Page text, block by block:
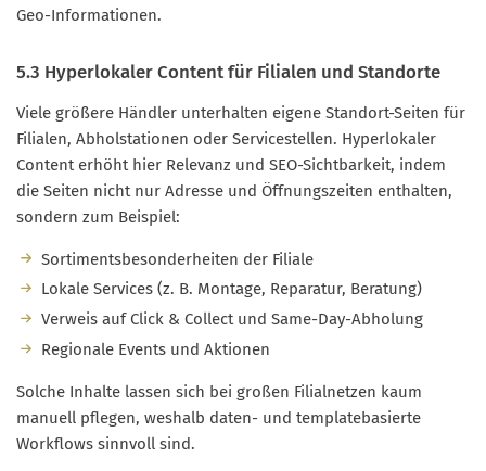
Geo-Informationen.
5.3 Hyperlokaler Content für Filialen und Standorte
Viele größere Händler unterhalten eigene Standort-Seiten für
Filialen, Abholstationen oder Servicestellen. Hyperlokaler
Content erhöht hier Relevanz und SEO-Sichtbarkeit, indem
die Seiten nicht nur Adresse und Öffnungszeiten enthalten,
sondern zum Beispiel:
Sortimentsbesonderheiten der Filiale
Lokale Services (z. B. Montage, Reparatur, Beratung)
Verweis auf Click & Collect und Same-Day-Abholung
Regionale Events und Aktionen
Solche Inhalte lassen sich bei großen Filialnetzen kaum
manuell pflegen, weshalb daten- und templatebasierte
Workflows sinnvoll sind.